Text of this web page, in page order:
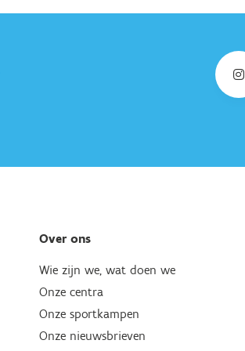
Over ons
Wie zijn we, wat doen we
Onze centra
Onze sportkampen
Onze nieuwsbrieven